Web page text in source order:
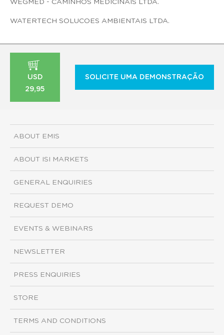
WEGMED - CAMINHOS MEDICINAIS LTDA.
WATERTECH SOLUCOES AMBIENTAIS LTDA.
USD
29,95
SOLICITE UMA DEMONSTRAÇÃO
ABOUT EMIS
ABOUT ISI MARKETS
GENERAL ENQUIRIES
REQUEST DEMO
EVENTS & WEBINARS
NEWSLETTER
PRESS ENQUIRIES
STORE
TERMS AND CONDITIONS